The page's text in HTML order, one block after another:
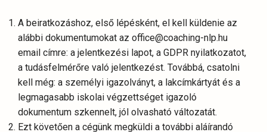
A beiratkozáshoz, első lépésként, el kell küldenie az
alábbi dokumentumokat az office@coaching-nlp.hu
email címre: a jelentkezési lapot, a GDPR nyilatkozatot,
a tudásfelmérőre való jelentkezést. Továbbá, csatolni
kell még: a személyi igazolványt, a lakcímkártyát és a
legmagasabb iskolai végzettséget igazoló
dokumentum szkennelt, jól olvasható változatát.
Ezt követően a cégünk megküldi a további aláírandó